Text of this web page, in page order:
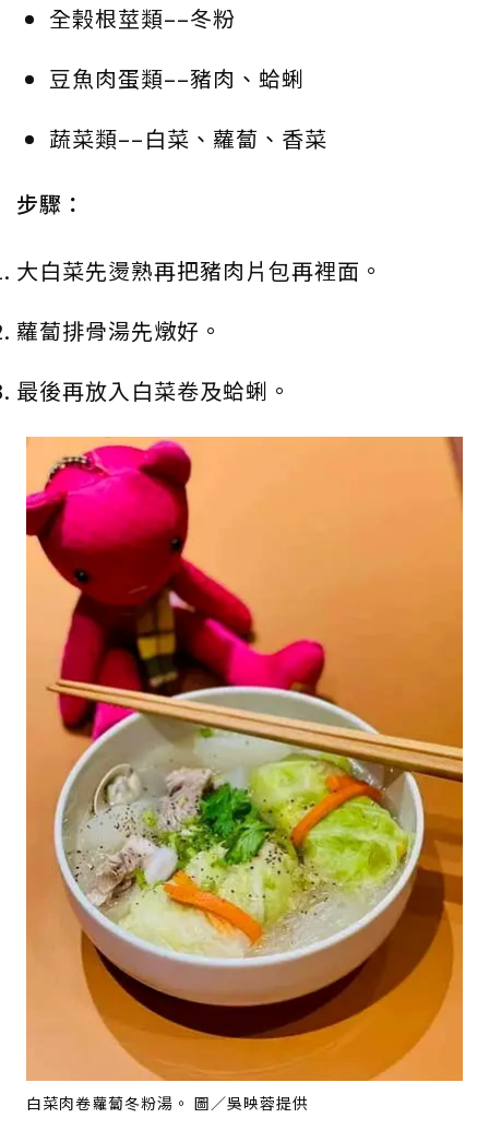
全榖根莖類––冬粉
豆魚肉蛋類––豬肉、蛤蜊
蔬菜類––白菜、蘿蔔、香菜
步驟：
大白菜先燙熟再把豬肉片包再裡面。
蘿蔔排骨湯先燉好。
最後再放入白菜卷及蛤蜊。
白菜肉卷蘿蔔冬粉湯。 圖／吳映蓉提供